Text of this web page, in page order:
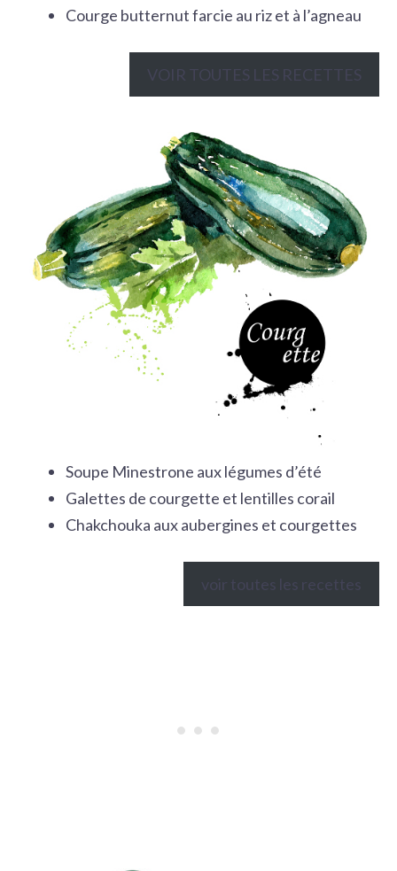
Courge butternut farcie au riz et à l’agneau
VOIR TOUTES LES RECETTES
Soupe Minestrone aux légumes d’été
Galettes de courgette et lentilles corail
Chakchouka aux aubergines et courgettes
voir toutes les recettes